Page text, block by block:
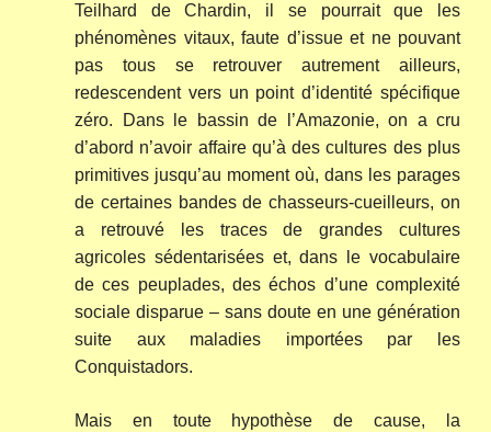
Teilhard de Chardin, il se pourrait que les
phénomènes vitaux, faute d’issue et ne pouvant
pas tous se retrouver autrement ailleurs,
redescendent vers un point d’identité spécifique
zéro. Dans le bassin de l’Amazonie, on a cru
d’abord n’avoir affaire qu’à des cultures des plus
primitives jusqu’au moment où, dans les parages
de certaines bandes de chasseurs-cueilleurs, on
a retrouvé les traces de grandes cultures
agricoles sédentarisées et, dans le vocabulaire
de ces peuplades, des échos d’une complexité
sociale disparue – sans doute en une génération
suite aux maladies importées par les
Conquistadors.
Mais en toute hypothèse de cause, la